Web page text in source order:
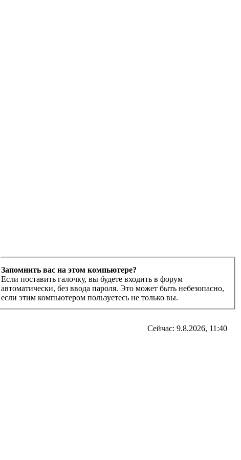
Запомнить вас на этом компьютере?
Если поставить галочку, вы будете входить в форум
автоматически, без ввода пароля. Это может быть небезопасно,
если этим компьютером пользуетесь не только вы.
Сейчас: 9.8.2026, 11:40